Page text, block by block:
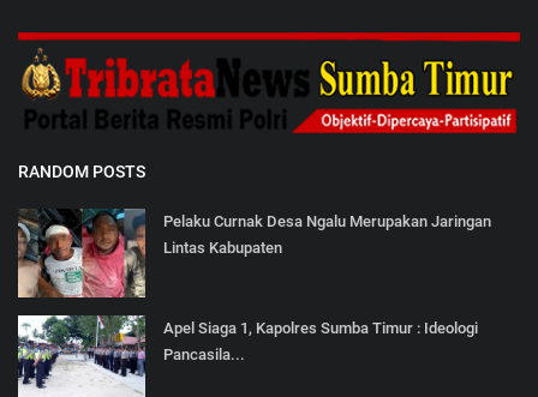
RANDOM POSTS
Pelaku Curnak Desa Ngalu Merupakan Jaringan
Lintas Kabupaten
Apel Siaga 1, Kapolres Sumba Timur : Ideologi
Pancasila...